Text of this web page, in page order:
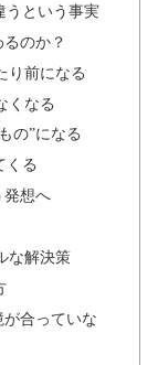
うという事実
のか？
り前になる
くなる
の”になる
くる
発想へ
な解決策
合っていな